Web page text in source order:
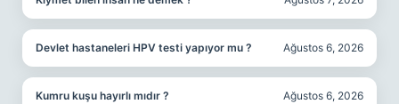
Devlet hastaneleri HPV testi yapıyor mu ? Ağustos 6, 2026
Kumru kuşu hayırlı mıdır ? Ağustos 6, 2026